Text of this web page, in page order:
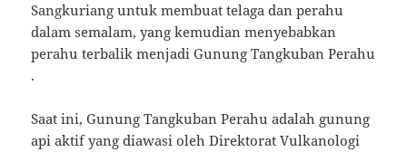
Sangkuriang untuk membuat telaga dan perahu
dalam semalam, yang kemudian menyebabkan
perahu terbalik menjadi Gunung Tangkuban Perahu
.
Saat ini, Gunung Tangkuban Perahu adalah gunung
api aktif yang diawasi oleh Direktorat Vulkanologi